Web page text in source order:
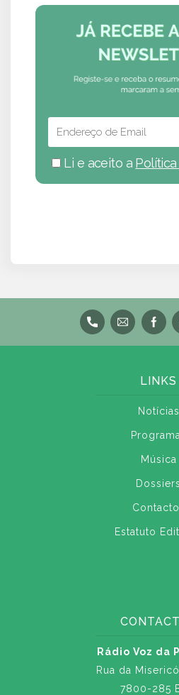
Li e aceito a
LINKS
Notícias
Música
Dossiers
Estatuto
Rádio Voz da
Rua da
7800-285